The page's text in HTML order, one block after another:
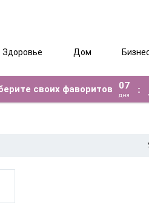
Здоровье Дом
своих фаворитов 07
ДНЯ
: